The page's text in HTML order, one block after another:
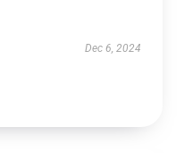
Dec 6, 2024